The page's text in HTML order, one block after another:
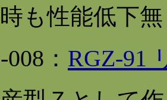
も性能低下
-008： RGZ-91